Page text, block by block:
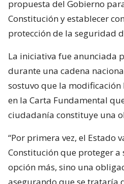
propuesta del Gobierno
Constitución y establecer
protección de la seguridad
La iniciativa fue anunciada
durante una cadena
sostuvo que la
en la Carta Fundamental
ciudadanía constituye una
“Por primera vez, el Estado
Constitución que proteger a
opción más, sino una